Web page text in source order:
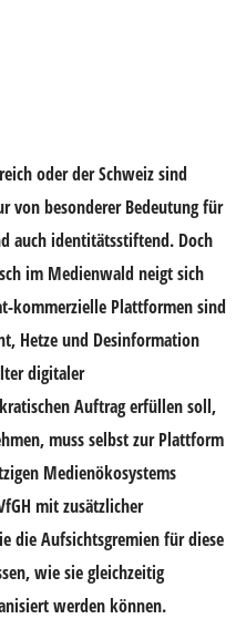
oder der Schweiz sind
von besonderer Bedeutung für
auch identitätsstiftend. Doch
im Medienwald neigt sich
kommerzielle Plattformen sind
Hetze und Desinformation
digitaler
Auftrag erfüllen soll,
muss selbst zur Plattform
Medienökosystems
mit zusätzlicher
die Aufsichtsgremien für diese
wie sie gleichzeitig
werden können.